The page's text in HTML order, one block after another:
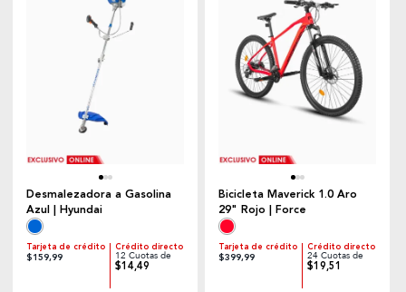
Desmalezadora a Gasolina
Azul | Hyundai
Tarjeta de crédito
$159,99
Crédito directo
12 Cuotas de
$14,49
Bicicleta Maverick 1.0 Aro
29" Rojo | Force
Tarjeta de crédito
$399,99
Crédito directo
24 Cuotas de
$19,51